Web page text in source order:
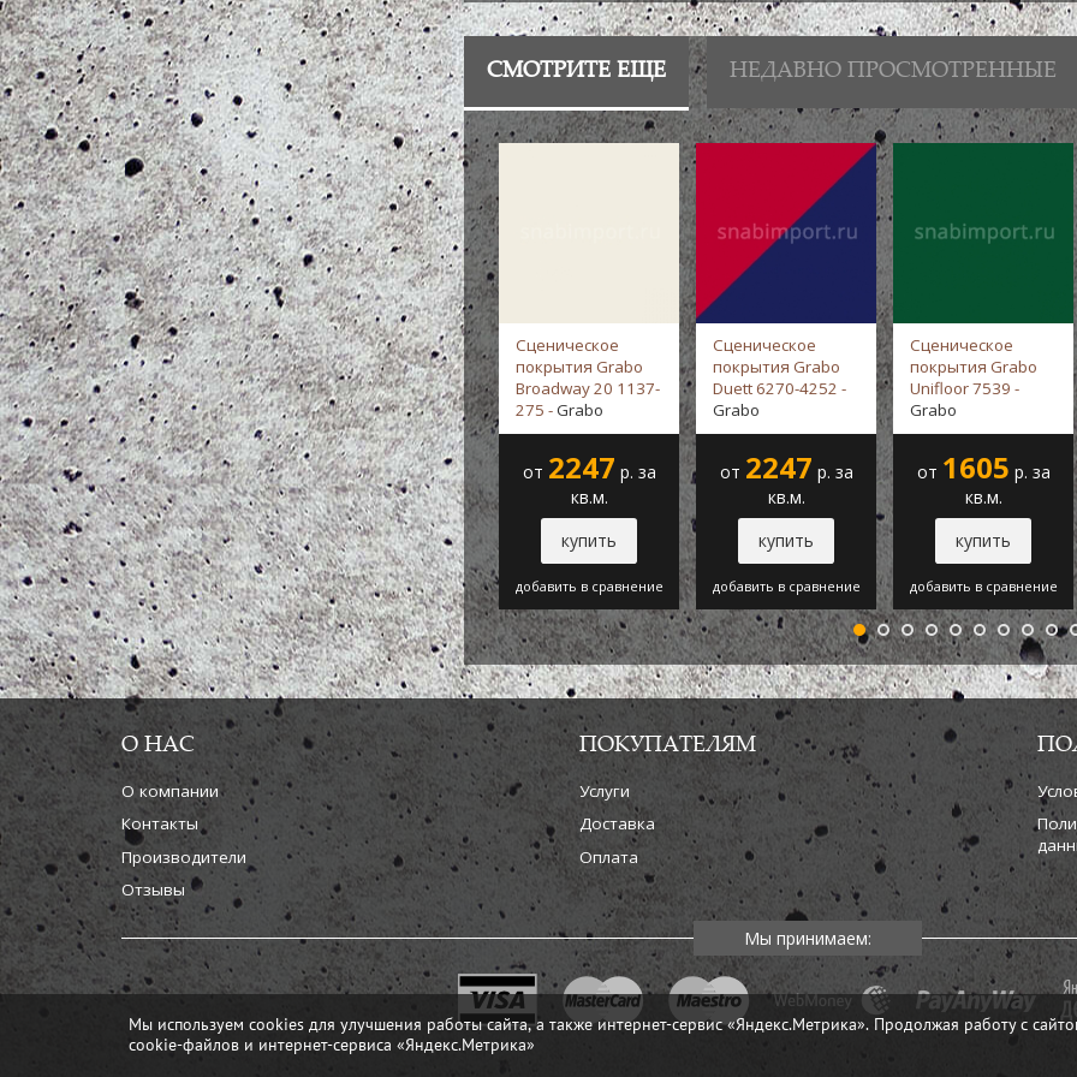
СМОТРИТЕ ЕЩЕ НЕДАВНО ПРОСМОТРЕННЫЕ
Сценическое
покрытия Grabo
Broadway 20 1137-
275 -Grabo
от 2247 р. за
кв.м.
купить
добавить в сравнение
Сценическое
покрытия Grabo
Duett 6270-4252 -
Grabo
от 2247 р. за
кв.м.
купить
добавить в сравнение
Сценическое
покрытия Grabo
Unifloor 7539 -
Grabo
от 1605 р. за
кв.м.
купить
добавить в сравнение
О НАС
О компании
Контакты
Производители
Отзывы
ПОКУПАТЕЛЯМ
Услуги
Доставка
Оплата
Мы используем cookies для улучшения работы сайта, а также интернет-сервис «Яндекс.Метрика». Продолжая работу с
cookie-файлов и интернет-сервиса «Яндекс.Метрика»